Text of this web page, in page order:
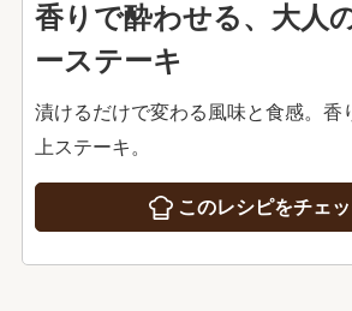
香りで酔わせる、大人
ーステーキ
漬けるだけで変わる風味と食感。香
上ステーキ。
このレシピをチェッ